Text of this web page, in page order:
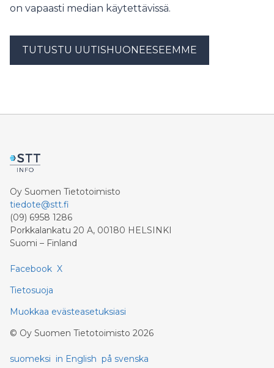
on vapaasti median käytettävissä.
TUTUSTU UUTISHUONEESEEMME
Oy Suomen Tietotoimisto
tiedote@stt.fi
(09) 6958 1286
Porkkalankatu 20 A, 00180 HELSINKI
Suomi – Finland
Facebook X
Tietosuoja
Muokkaa evästeasetuksiasi
© Oy Suomen Tietotoimisto 2026
suomeksi in English på svenska